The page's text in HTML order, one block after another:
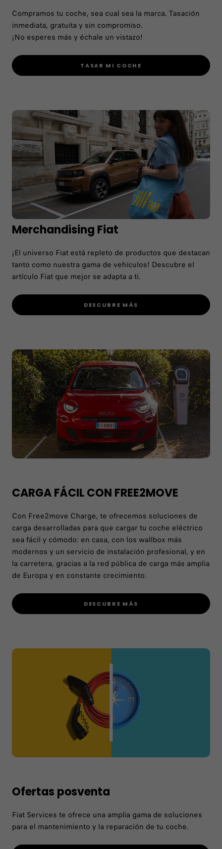
Compramos tu coche, sea cual sea la marca. Tasación
inmediata, gratuita y sin compromiso.
¡No esperes más y échale un vistazo!
TASAR MI COCHE
Merchandising Fiat
¡El universo Fiat está repleto de productos que destacan
tanto como nuestra gama de vehículos! Descubre el
artículo Fiat que mejor se adapta a ti.
DESCUBRE MÁS
CARGA FÁCIL CON FREE2MOVE
Con Free2move Charge, te ofrecemos soluciones de
carga desarrolladas para que cargar tu coche eléctrico
sea fácil y cómodo: en casa, con los wallbox más
modernos y un servicio de instalación profesional, y en
la carretera, gracias a la red pública de carga más amplia
de Europa y en constante crecimiento.
DESCUBRE MÁS
Ofertas posventa
Fiat Services te ofrece una amplia gama de soluciones
para el mantenimiento y la reparación de tu coche.